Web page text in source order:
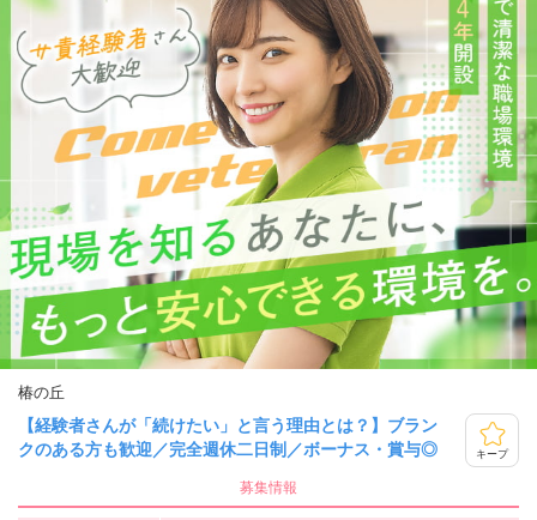
椿の丘
【経験者さんが「続けたい」と言う理由とは？】ブラン
クのある方も歓迎／完全週休二日制／ボーナス・賞与◎
キープ
募集情報